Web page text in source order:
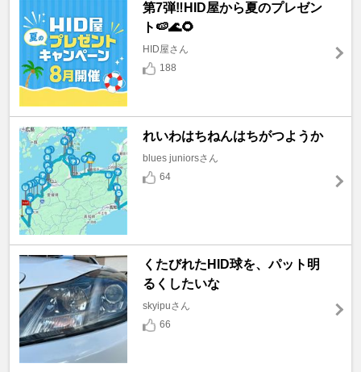
第7弾‼️HID屋から夏のプレゼン
ト🍉🌊🌻
HID屋さん
188
れいわはちねんはちがつようか
blues juniorsさん
64
くたびれたHID球を、パット明
るくしたいな
skyipuさん
66